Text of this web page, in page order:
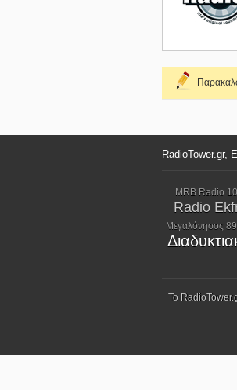
RadioTower.gr,
MRB Radio
Radio
Μεγαλόνησος
Το